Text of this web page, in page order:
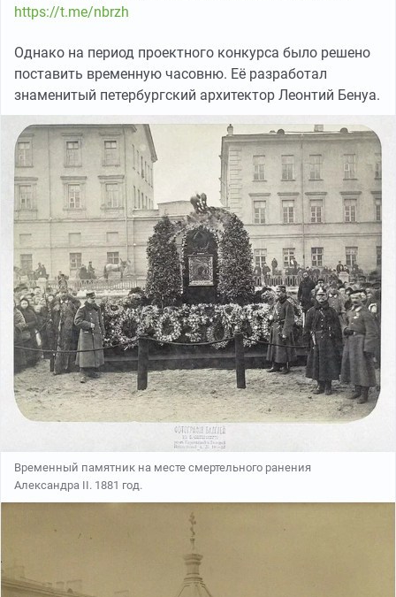
https://t.me/nbrzh
Однако на период проектного конкурса было решено
поставить временную часовню. Её разработал
знаменитый петербургский архитектор Леонтий Бенуа.
Временный памятник на месте смертельного ранения
Александра II. 1881 год.